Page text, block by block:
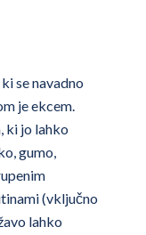
se navadno
je ekcem.
ki jo lahko
gumo,
(vključno
lahko